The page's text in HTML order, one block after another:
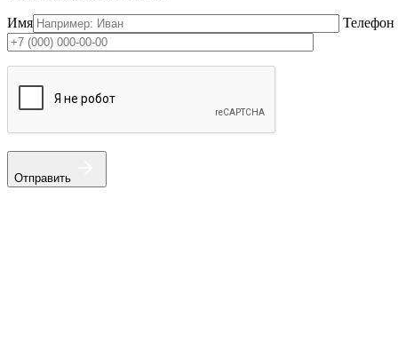
Имя Телефон
Отправить